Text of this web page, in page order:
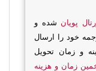
پویان شده و
خود را ارسال
و زمان تحویل
زمان و هزینه